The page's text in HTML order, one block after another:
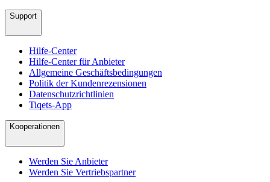
Support
Hilfe-Center
Hilfe-Center für Anbieter
Allgemeine Geschäftsbedingungen
Politik der Kundenrezensionen
Datenschutzrichtlinien
Tiqets-App
Kooperationen
Werden Sie Anbieter
Werden Sie Vertriebspartner